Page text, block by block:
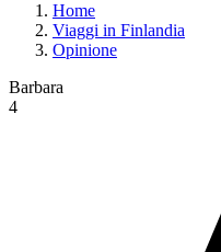
Home
Viaggi in Finlandia
Opinione
Barbara
4